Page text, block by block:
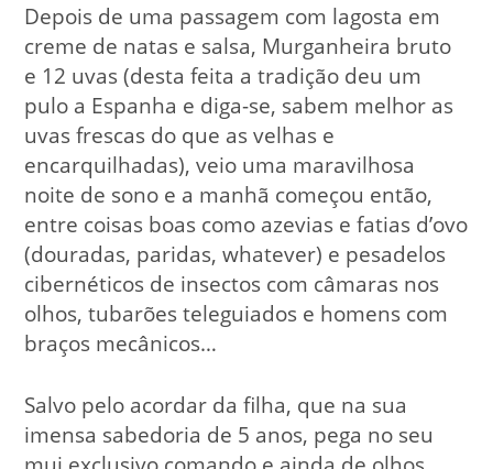
Depois de uma passagem com lagosta em
creme de natas e salsa, Murganheira bruto
e 12 uvas (desta feita a tradição deu um
pulo a Espanha e diga-se, sabem melhor as
uvas frescas do que as velhas e
encarquilhadas), veio uma maravilhosa
noite de sono e a manhã começou então,
entre coisas boas como azevias e fatias d’ovo
(douradas, paridas, whatever) e pesadelos
cibernéticos de insectos com câmaras nos
olhos, tubarões teleguiados e homens com
braços mecânicos…
Salvo pelo acordar da filha, que na sua
imensa sabedoria de 5 anos, pega no seu